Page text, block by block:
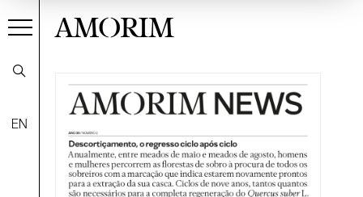
EN
AMORIM